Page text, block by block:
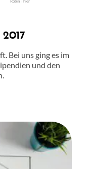
Robin Thier
Bei uns ging es im
und den